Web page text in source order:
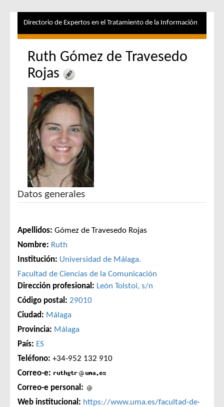
Directorio de Expertos en el Tratamiento de la Información
Ruth Gómez de Travesedo
Rojas
Datos generales
Apellidos: Gómez de Travesedo Rojas
Nombre: Ruth
Institución: Universidad de Málaga.
Facultad de Ciencias de la Comunicación
Dirección profesional: León Tolstoi, s/n
Código postal: 29010
Ciudad: Málaga
Provincia: Málaga
País: ES
Teléfono: +34-952 132 910
Correo-e:
Correo-e personal:
Web institucional: https://www.uma.es/facultad-de-